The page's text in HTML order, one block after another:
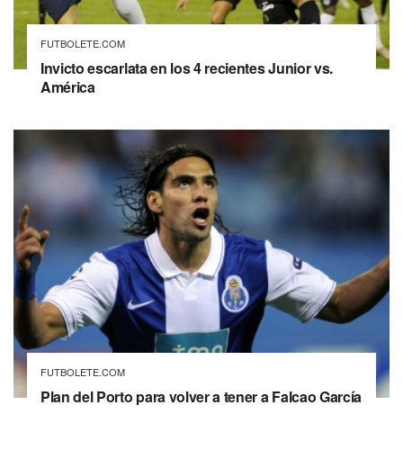
FUTBOLETE.COM
Invicto escarlata en los 4 recientes Junior vs.
América
FUTBOLETE.COM
Plan del Porto para volver a tener a Falcao García